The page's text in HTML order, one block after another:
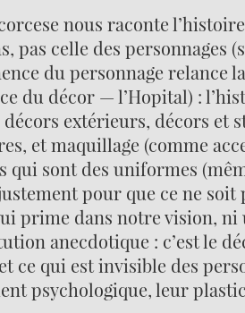
nous raconte
pas celle des personnages
du personnage relance
du décor — l’Hopital) :
décors extérieurs, décors et
et maquillage (comme
qui sont des uniformes
pour que ce ne soit
prime dans notre vision, ni
anecdotique : c’est le
ce qui est invisible des
psychologique, leur